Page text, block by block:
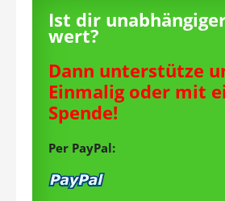
Ist dir
wert?
Dann unterstütze
Einmalig oder mit
Spende!
Per PayPal: